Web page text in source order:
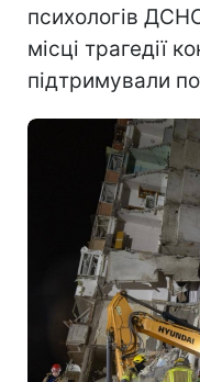
психологів
місці трагедії
підтримували